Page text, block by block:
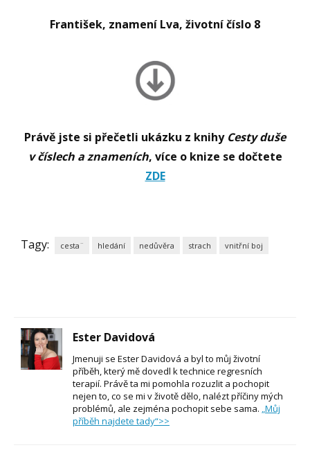
František, znamení Lva, životní číslo 8
Právě jste si přečetli ukázku z knihy Cesty duše
v číslech a znameních, více o knize se dočtete
ZDE
Tagy: cesta¨ hledání nedůvěra strach vnitřní boj
Ester Davidová
Jmenuji se Ester Davidová a byl to můj životní
příběh, který mě dovedl k technice regresních
terapií. Právě ta mi pomohla rozuzlit a pochopit
nejen to, co se mi v životě dělo, nalézt příčiny mých
problémů, ale zejména pochopit sebe sama. „Můj
příběh najdete tady“>>